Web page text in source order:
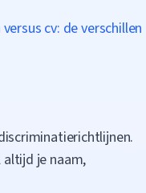
cv: de verschillen
je naam,